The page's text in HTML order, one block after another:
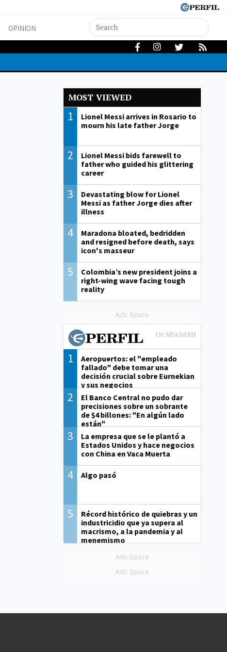
OPINION
MOST VIEWED
1
Lionel Messi arrives in Rosario to
mourn his late father Jorge
2
Lionel Messi bids farewell to
father who guided his glittering
career
3
Devastating blow for Lionel
Messi as father Jorge dies after
illness
4
Maradona bloated, bedridden
and resigned before death, says
icon's masseur
5
Colombia’s new president joins a
right-wing wave facing tough
reality
Ads Space
1
Aeropuertos: el "empleado
fallado" debe tomar una
decisión crucial sobre Eurnekian
y sus negocios
2
El Banco Central no pudo dar
precisiones sobre un sobrante
de $4 billones: "En algún lado
están"
3
La empresa que se le plantó a
Estados Unidos y hace negocios
con China en Vaca Muerta
4 Algo pasó
5
Récord histórico de quiebras y un
industricidio que ya supera al
macrismo, a la pandemia y al
menemismo
Ads Space
Ads Space